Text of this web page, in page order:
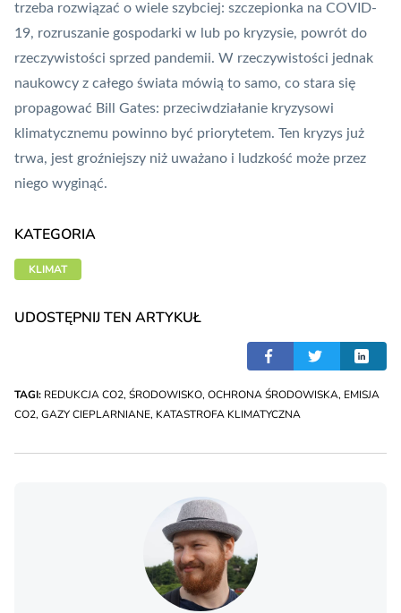
trzeba rozwiązać o wiele szybciej: szczepionka na COVID-
19, rozruszanie gospodarki w lub po kryzysie, powrót do
rzeczywistości sprzed pandemii. W rzeczywistości jednak
naukowcy z całego świata mówią to samo, co stara się
propagować Bill Gates: przeciwdziałanie kryzysowi
klimatycznemu powinno być priorytetem. Ten kryzys już
trwa, jest groźniejszy niż uważano i ludzkość może przez
niego wyginąć.
KATEGORIA
KLIMAT
UDOSTĘPNIJ TEN ARTYKUŁ
TAGI: REDUKCJA CO2, ŚRODOWISKO, OCHRONA ŚRODOWISKA, EMISJA
CO2, GAZY CIEPLARNIANE, KATASTROFA KLIMATYCZNA